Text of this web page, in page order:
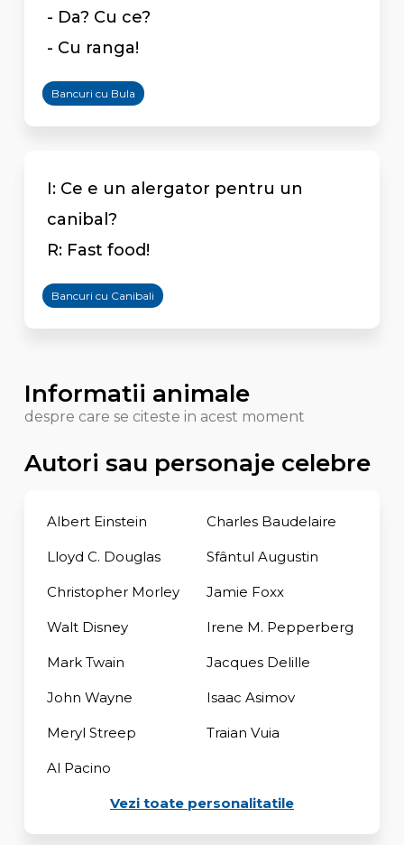
- Da? Cu ce?
- Cu ranga!
Bancuri cu Bula
I: Ce e un alergator pentru un
canibal?
R: Fast food!
Bancuri cu Canibali
Informatii animale
despre care se citeste in acest moment
Autori sau personaje celebre
Albert Einstein Charles Baudelaire
Lloyd C. Douglas Sfântul Augustin
Christopher Morley Jamie Foxx
Walt Disney Irene M. Pepperberg
Mark Twain Jacques Delille
John Wayne Isaac Asimov
Meryl Streep Traian Vuia
Al Pacino
Vezi toate personalitatile